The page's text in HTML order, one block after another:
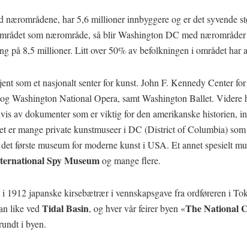
nærområdene, har 5,6 millioner innbyggere og er det syvende
som nærområde, så blir Washington DC med
på 8,5 millioner. Litt over 50% av befolkningen i området har
som et nasjonalt senter for kunst. John F. Kennedy Center
Washington National Opera, samt Washington Ballet. Videre
av dokumenter som er viktig for den amerikanske historien,
er mange private kunstmuseer i DC (District of Columbia)
første museum for moderne kunst i USA. Et annet spesielt
Spy Museumog mange flere.
1912 japanske kirsebætrær i vennskapsgave fra ordføreren i
like ved Tidal Basin, og hver vår feirer byen «The National
i byen.